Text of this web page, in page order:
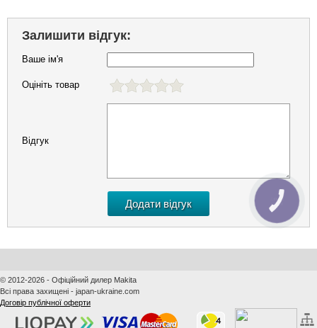
Залишити відгук:
Ваше ім'я
Оцініть товар
Відгук
© 2012-2026 - Офіційний дилер Makita
Всі права захищені - japan-ukraine.com
Договір публічної оферти
КНОПКА
ЗВ'ЯЗКУ